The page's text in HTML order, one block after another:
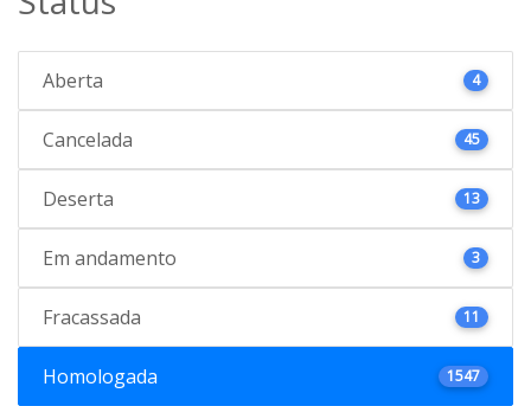
Aberta 4
Cancelada 45
Deserta 13
Em andamento 3
Fracassada 11
Homologada 1547